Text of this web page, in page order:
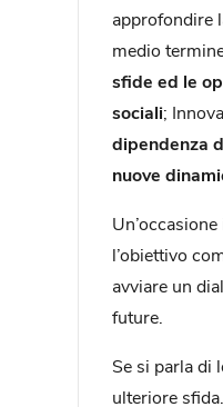
approfondire
medio
sfide ed le
sociali;
dipendenza
nuove
l’obiettivo
avviare un
future.
Se si parla di
ulteriore